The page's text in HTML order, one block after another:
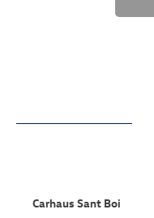
Carhaus Sant Boi